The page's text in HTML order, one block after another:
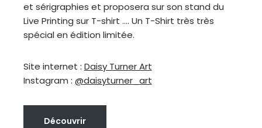
et sérigraphies et proposera sur son stand du
Live Printing sur T-shirt …. Un T-Shirt très très
spécial en édition limitée.
Site internet : Daisy Turner Art
Instagram : @daisyturner_art
Découvrir